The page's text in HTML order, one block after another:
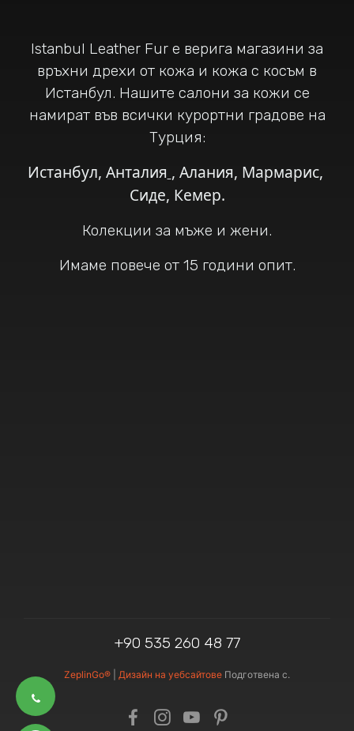
Istanbul Leather Fur е верига магазини за
връхни дрехи от кожа и кожа с косъм в
Истанбул. Нашите салони за кожи се
намират във всички курортни градове на
Турция:
Истанбул, Анталия , Алания, Мармарис,
Сиде, Кемер.
Колекции за мъже и жени.
Имаме повече от 15 години опит.
+90 535 260 48 77
ZeplinGo® Дизайн на уебсайтове Подготвена с.